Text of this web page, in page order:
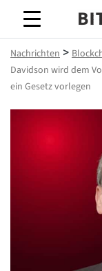
Nachrichten >
Davidson wird dem
ein Gesetz vorlegen